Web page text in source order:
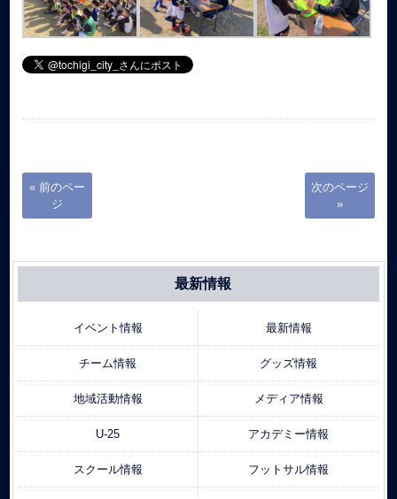
« 前のペー
ジ
次のページ
»
最新情報
イベント情報 最新情報
チーム情報 グッズ情報
地域活動情報 メディア情報
U-25 アカデミー情報
スクール情報 フットサル情報